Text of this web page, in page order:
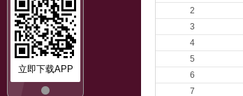
立即下载APP
2
3
4
5
6
7